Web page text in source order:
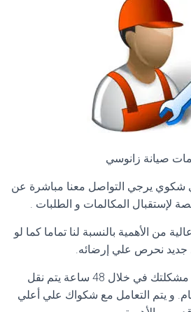
صيانة زانوسي
يرجي التواصل معنا مباشرة عن
لإستقبال المكالمات و الطلبات .
من الأهمية بالنسبة لنا تماما كما لو
نحرص علي إرضائه.
و في حاله لم يتم حل مشكلتك في خلال 48 ساعة يتم نقل
و يتم التعامل مع شكواك علي أعلي